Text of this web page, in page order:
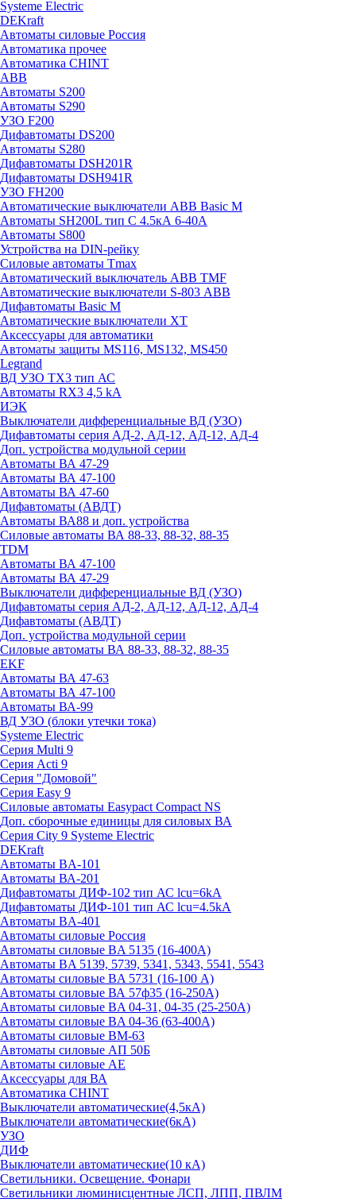
Systeme Electric
DEKraft
Автоматы силовые Россия
Автоматика прочее
Автоматика CHINT
ABB
Автоматы S200
Автоматы S290
УЗО F200
Дифавтоматы DS200
Автоматы S280
Дифавтоматы DSH201R
Дифавтоматы DSH941R
УЗО FH200
Автоматические выключатели ABB Basic M
Автоматы SH200L тип С 4.5кА 6-40А
Автоматы S800
Устройства на DIN-рейку
Силовые автоматы Tmax
Автоматический выключатель ABB TMF
Автоматические выключатели S-803 АВВ
Дифавтоматы Basic M
Автоматические выключатели XT
Аксессуары для автоматики
Автоматы защиты MS116, MS132, MS450
Legrand
ВД УЗО TX3 тип АС
Автоматы RX3 4,5 kA
ИЭК
Выключатели дифференциальные ВД (УЗО)
Дифавтоматы серия АД-2, АД-12, АД-12, АД-4
Доп. устройства модульной серии
Автоматы ВА 47-29
Автоматы ВА 47-100
Автоматы ВА 47-60
Дифавтоматы (АВДТ)
Автоматы ВА88 и доп. устройства
Силовые автоматы ВА 88-33, 88-32, 88-35
TDM
Автоматы ВА 47-100
Автоматы ВА 47-29
Выключатели дифференциальные ВД (УЗО)
Дифавтоматы серия АД-2, АД-12, АД-12, АД-4
Дифавтоматы (АВДТ)
Доп. устройства модульной серии
Силовые автоматы ВА 88-33, 88-32, 88-35
EKF
Автоматы ВА 47-63
Автоматы ВА 47-100
Автоматы ВА-99
ВД УЗО (блоки утечки тока)
Systeme Electric
Серия Multi 9
Серия Acti 9
Серия "Домовой"
Серия Easy 9
Силовые автоматы Easypact Compact NS
Доп. сборочные единицы для силовых ВА
Серия City 9 Systeme Electric
DEKraft
Автоматы BA-101
Автоматы ВА-201
Дифавтоматы ДИФ-102 тип АС lcu=6kA
Дифавтоматы ДИФ-101 тип АС lcu=4.5kA
Автоматы BA-401
Автоматы силовые Россия
Автоматы силовые BA 5135 (16-400А)
Автоматы BA 5139, 5739, 5341, 5343, 5541, 5543
Автоматы силовые BA 5731 (16-100 А)
Автоматы силовые ВА 57ф35 (16-250А)
Автоматы силовые BA 04-31, 04-35 (25-250А)
Автоматы силовые BA 04-36 (63-400А)
Автоматы силовые ВМ-63
Автоматы силовые АП 50Б
Автоматы силовые АЕ
Аксессуары для ВА
Автоматика CHINT
Выключатели автоматические(4,5кА)
Выключатели автоматические(6кА)
УЗО
ДИФ
Выключатели автоматические(10 кА)
Светильники. Освещение. Фонари
Светильники люминисцентные ЛСП, ЛПП, ПВЛМ